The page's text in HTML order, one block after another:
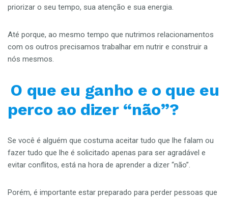
priorizar o seu tempo, sua atenção e sua energia.
Até porque, ao mesmo tempo que nutrimos relacionamentos
com os outros precisamos trabalhar em nutrir e construir a
nós mesmos.
O que eu ganho e o que eu
perco ao dizer “não”?
Se você é alguém que costuma aceitar tudo que lhe falam ou
fazer tudo que lhe é solicitado apenas para ser agradável e
evitar conflitos, está na hora de aprender a dizer “não”.
Porém, é importante estar preparado para perder pessoas que